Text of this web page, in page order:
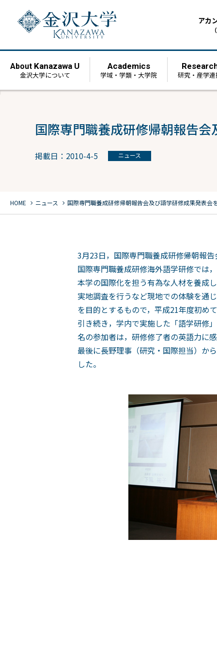
アカ
About Kanazawa U
金沢大学について
Academics
学域・学類・大学院 研究・産学連
国際専門職養成研修帰朝報告
掲載日：2010-4-5 ニュース
HOME chevron_right ニュース chevron_right 国際専門職養成研修帰朝報告会及び語学研修成果発表会
3月23日，国際専門職養成研修帰朝報
国際専門職養成研修海外語学研修では
本学の国際化を担う有為な人材を養成
実地調査を行うなど現地での体験を通
を目的とするもので，平成21年度初め
引き続き，学内で実施した「語学研修
名の参加者は，研修修了者の英語力に
最後に長野理事（研究・国際担当）か
した。